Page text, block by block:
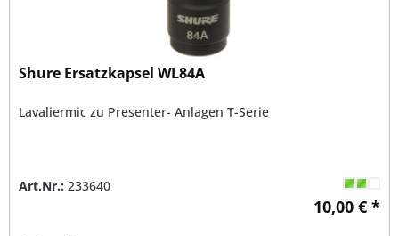
Shure Ersatzkapsel WL84A
Lavaliermic zu Presenter- Anlagen T-Serie
Art.Nr.: 233640
10,00 € *